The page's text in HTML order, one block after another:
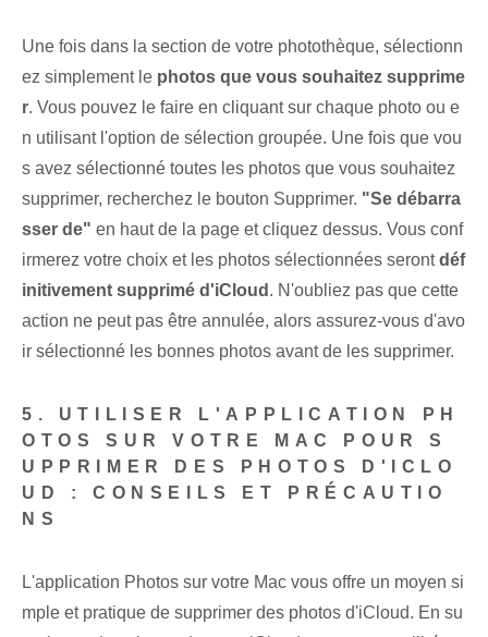
Une fois dans la section de votre photothèque, sélectionn
ez simplement le photos que vous souhaitez supprime
r. Vous pouvez le faire en cliquant sur chaque photo ou e
n utilisant l'option de sélection groupée. Une fois que vou
s avez sélectionné toutes les photos que vous souhaitez
supprimer, recherchez le bouton Supprimer. "Se débarra
sser de" en haut de la page et cliquez dessus. Vous conf
irmerez votre choix et les photos sélectionnées serontdéf
initivement supprimé d'iCloud . N'oubliez pas que cette
action ne peut pas être annulée, alors assurez-vous d'avo
ir sélectionné les bonnes photos avant de les supprimer.
5. UTILISER L'APPLICATION PH
OTOS SUR VOTRE MAC POUR S
UPPRIMER DES PHOTOS D'ICLO
UD : CONSEILS ET PRÉCAUTIO
NS
L'application Photos sur votre Mac vous offre un moyen si
mple et pratique de supprimer des photos d'iCloud. En su